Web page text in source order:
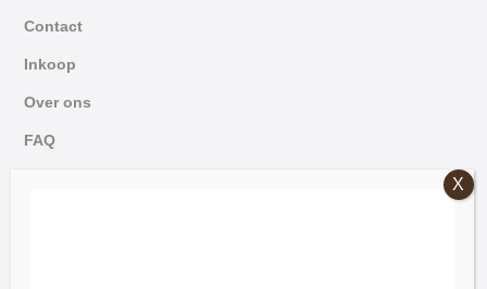
Contact
Inkoop
Over ons
FAQ